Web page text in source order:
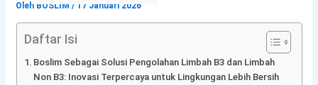
Oleh BOSLIM/ 17 Januari 2026
Daftar Isi
Boslim Sebagai Solusi Pengolahan Limbah B3 dan Limbah
Non B3: Inovasi Terpercaya untuk Lingkungan Lebih Bersih